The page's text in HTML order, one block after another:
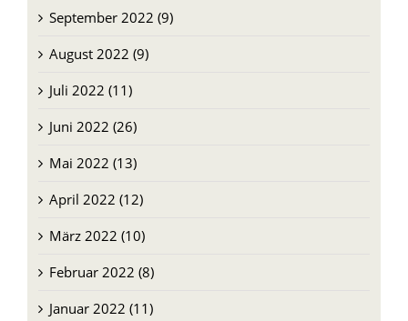
Oktober 2022 (9)
September 2022 (9)
August 2022 (9)
Juli 2022 (11)
Juni 2022 (26)
Mai 2022 (13)
April 2022 (12)
März 2022 (10)
Februar 2022 (8)